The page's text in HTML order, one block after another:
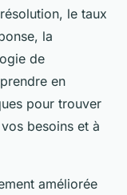
le taux
la
de
en
pour trouver
besoins et à
améliorée